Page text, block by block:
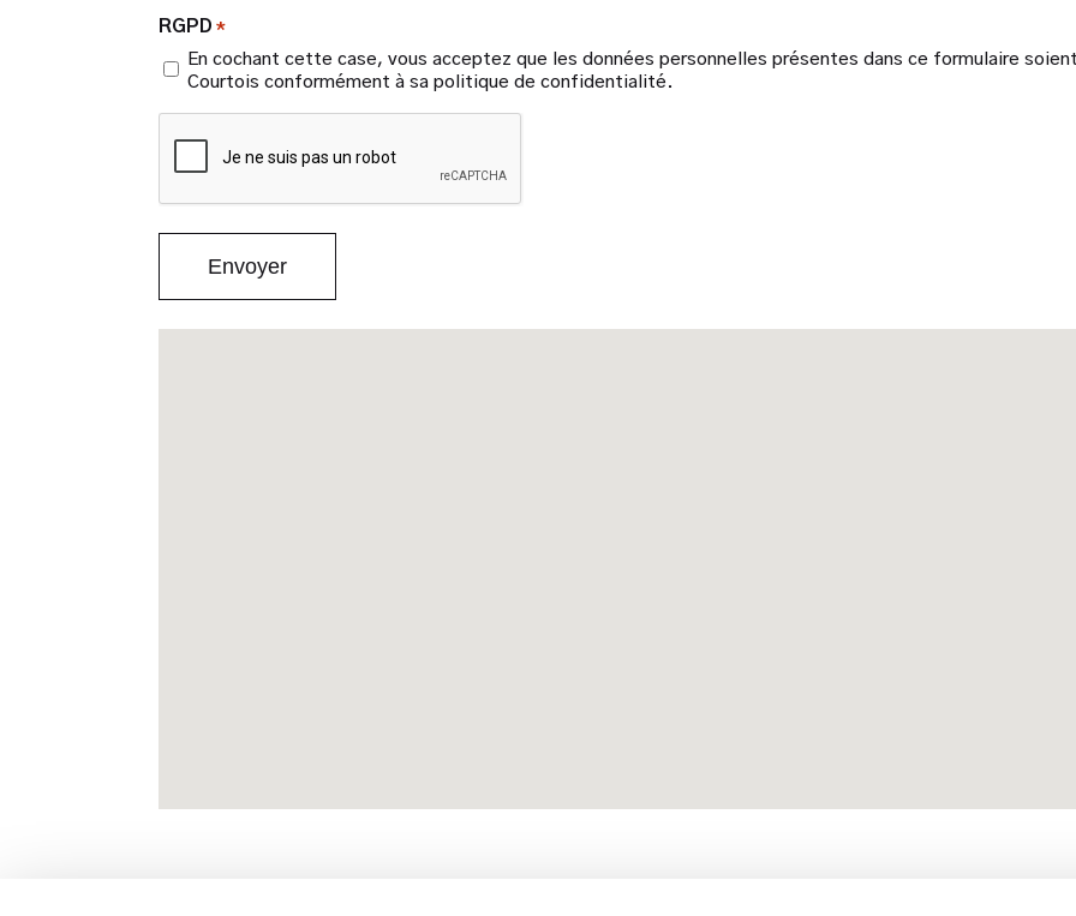
RGPD *
En cochant cette case, vous acceptez que les données personnelles présentes dans ce formulaire
Courtois conformément à sa politique de confidentialité.